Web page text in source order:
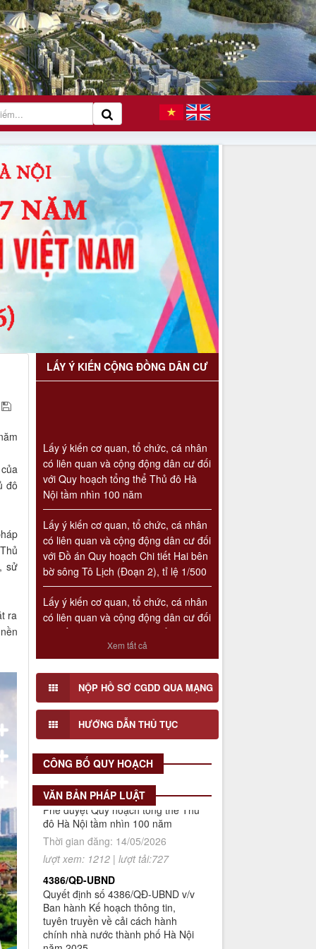
đô
sử
ra
LẤY Ý KIẾN CỘNG ĐỒNG DÂN CƯ
với Quy hoạch tổng thể Thủ đô Hà
Nội tầm nhìn 100 năm
Lấy ý kiến cơ quan, tổ chức, cá nhân
có liên quan và cộng động dân cư đối
với Đồ án Quy hoạch Chi tiết Hai bên
bờ sông Tô Lịch (Đoạn 2), tỉ lệ 1/500
Lấy ý kiến cơ quan, tổ chức, cá nhân
có liên quan và cộng động dân cư đối
với Đồ án Quy hoạch Chi tiết Hai bên
bờ sông Tô Lịch (Đoạn 3), tỉ lệ 1/500
Lấy ý kiến cơ quan, tổ chức, cá nhân
với Đồ án Quy hoạch Chi tiết Hai bên
bờ sông Tô Lịch (Đoạn 1), tỉ lệ 1/500
Xem tất cả
NỘP HỒ SƠ CGDD QUA MẠNG
HƯỚNG DẪN THỦ TỤC
CÔNG BỐ QUY HOẠCH
VĂN BẢN PHÁP LUẬT
Số 908/KH-VQH
Kế hoạch Thông tin, tuyên truyền
về cải cách hành chính nhà nước
của Viện Quy hoạch xây dựng Hà
Nội giai đoạn 2026 - 2030
Thời gian đăng: 16/07/2026
lượt xem: 71 | lượt tải:29
2512/QĐ-UBND
Quyết định số 2512/QĐ-UBND v/v
Phê duyệt Quy hoạch tổng thể Thủ
đô Hà Nội tầm nhìn 100 năm
Thời gian đăng: 14/05/2026
lượt xem: 1212 | lượt tải:727
4386/QĐ-UBND
Quyết định số 4386/QĐ-UBND v/v
Ban hành Kế hoạch thông tin,
tuyên truyền về cải cách hành
chính nhà nước thành phố Hà Nội
năm 2025
Thời gian đăng: 25/08/2025
lượt xem: 565 | lượt tải:266